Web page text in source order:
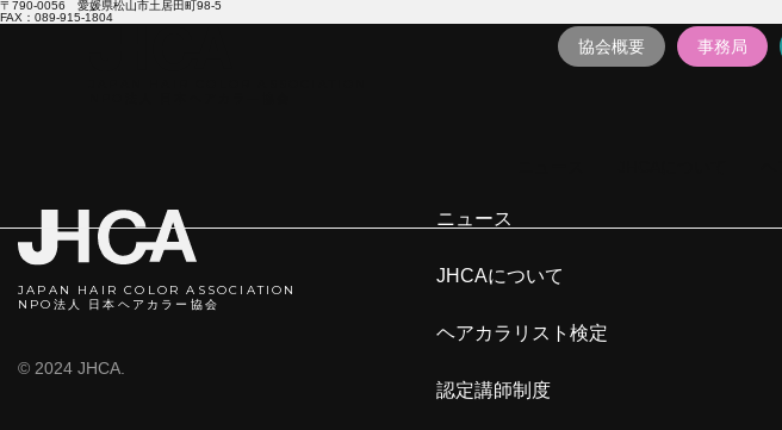
協会概要 事務局
〒790-0056 愛媛県松山市土居田町98-5
FAX：089-915-1804
JAPAN HAIR COLOR ASSOCIATION
NPO法人 日本ヘアカラー協会
© 2024 JHCA.
ニュース
JHCAについて
ヘアカラリスト検定
認定講師制度